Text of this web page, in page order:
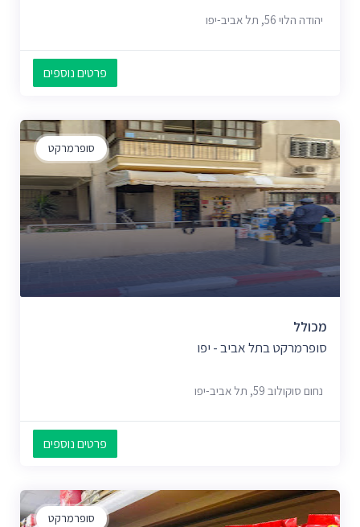
יהודה הלוי 56, תל אביב-יפו
פרטים נוספים
סופרמרקט
מכולל
סופרמרקט בתל אביב - יפו
נחום סוקולוב 59, תל אביב-יפו
פרטים נוספים
סופרמרקט